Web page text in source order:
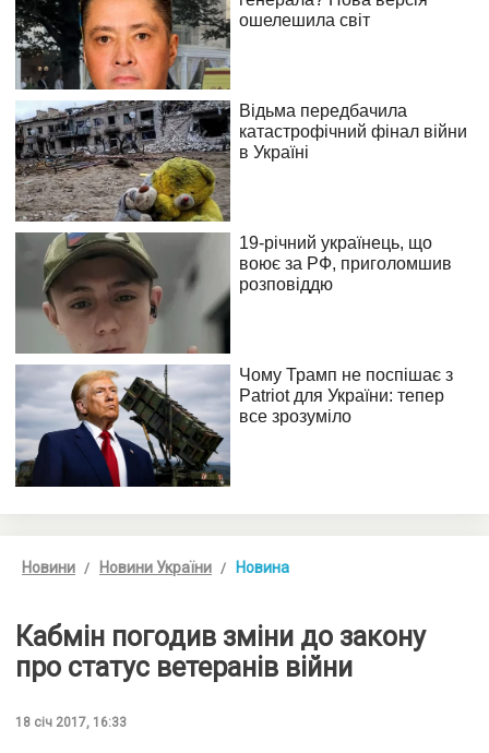
Новини Новини України Новина
Кабмін погодив зміни до закону
про статус ветеранів війни
18 січ 2017, 16:33